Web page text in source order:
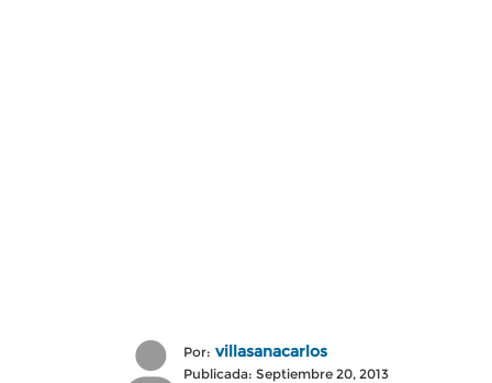
Por: villasanacarlos
Publicada: Septiembre 20, 2013